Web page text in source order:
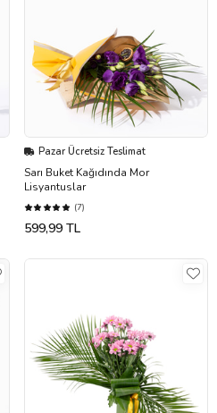
Pazar Ücretsiz Teslimat
Sarı Buket Kağıdında Mor
Lisyantuslar
(7)
599,99 TL